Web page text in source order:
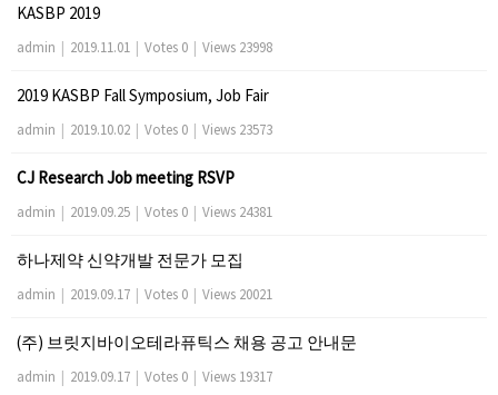
KASBP 2019
admin | 2019.11.01 | Votes 0 | Views 23998
2019 KASBP Fall Symposium, Job Fair
admin | 2019.10.02 | Votes 0 | Views 23573
CJ Research Job meeting RSVP
admin | 2019.09.25 | Votes 0 | Views 24381
하나제약 신약개발 전문가 모집
admin | 2019.09.17 | Votes 0 | Views 20021
(주) 브릿지바이오테라퓨틱스 채용 공고 안내문
admin | 2019.09.17 | Votes 0 | Views 19317